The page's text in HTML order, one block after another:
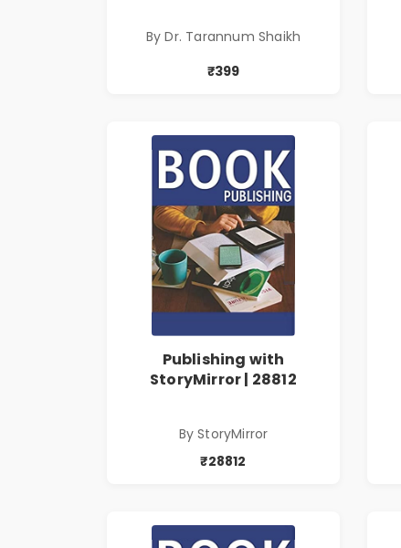
By Dr. Tarannum Shaikh
₹399
Publishing with
StoryMirror | 28812
By StoryMirror
₹28812